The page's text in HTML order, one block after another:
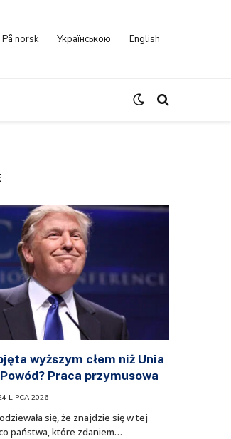
På norsk Українською English
wyższym cłem niż Unia
Praca przymusowa
LIPCA 2026
się, że znajdzie się w tej
państwa, które zdaniem…